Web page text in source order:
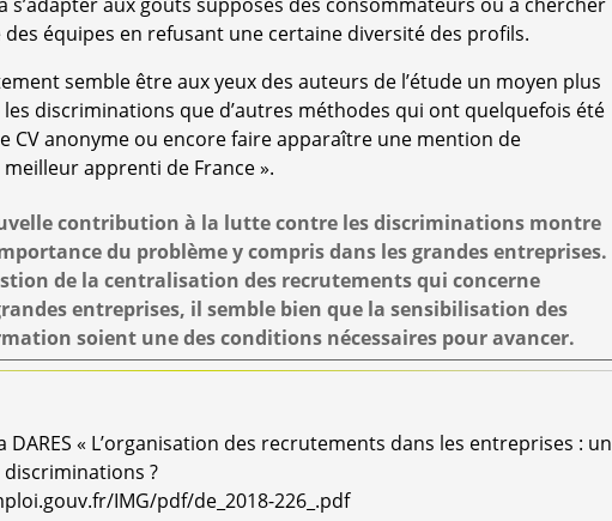
équipes en refusant une certaine diversité des profils.
semble être aux yeux des auteurs de l’étude un moyen plus
discriminations que d’autres méthodes qui ont quelquefois été
CV anonyme ou encore faire apparaître une mention de
apprenti de France ».
contribution à la lutte contre les discriminations montre
du problème y compris dans les grandes entreprises.
de la centralisation des recrutements qui concerne
entreprises, il semble bien que la sensibilisation des
soient une des conditions nécessaires pour avancer.
DARES « L’organisation des recrutements dans les entreprises : un
?
IMG/pdf/de_2018-226_.pdf